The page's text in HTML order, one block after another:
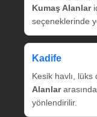
Kumaş Alanlar
seçeneklerinde
Kadife
Kesik havlı,
Alanlar
yönlendirilir.